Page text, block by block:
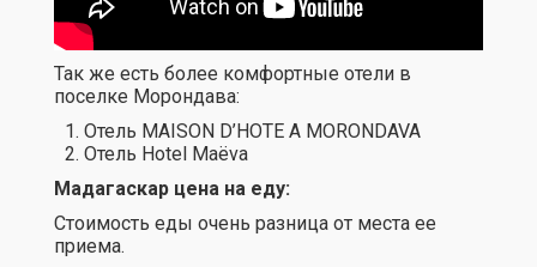
Так же есть более комфортные отели в
поселке Морондава:
Отель MAISON D’HOTE A MORONDAVA
Отель Hotel Maëva
Мадагаскар цена на еду:
Стоимость еды очень разница от места ее
приема.